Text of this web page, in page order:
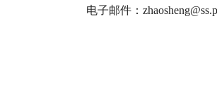
电子邮件：